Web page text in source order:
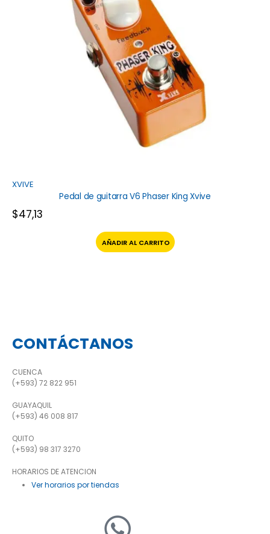
XVIVE
Pedal de guitarra V6 Phaser King Xvive
$47,13
AÑADIR AL CARRITO
CONTÁCTANOS
CUENCA
(+593) 72 822 951
GUAYAQUIL
(+593) 46 008 817
QUITO
(+593) 98 317 3270
HORARIOS DE ATENCION
Ver horarios por tiendas